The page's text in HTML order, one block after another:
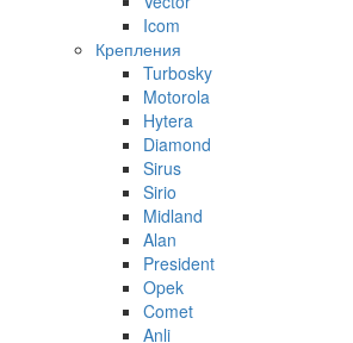
Icom
Крепления
Turbosky
Motorola
Hytera
Diamond
Sirus
Sirio
Midland
Alan
President
Opek
Comet
Anli